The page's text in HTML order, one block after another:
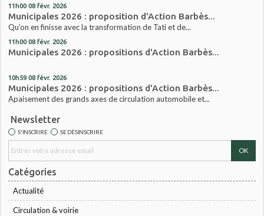
11h00 08 févr. 2026
Municipales 2026 : proposition d'Action Barbès...
Qu’on en finisse avec la transformation de Tati et de...
11h00 08 févr. 2026
Municipales 2026 : propositions d'Action Barbès...
10h59 08 févr. 2026
Municipales 2026 : propositions d'Action Barbès...
Apaisement des grands axes de circulation automobile et...
Newsletter
S'INSCRIRE SE DÉSINSCRIRE
Catégories
Actualité
Circulation & voirie